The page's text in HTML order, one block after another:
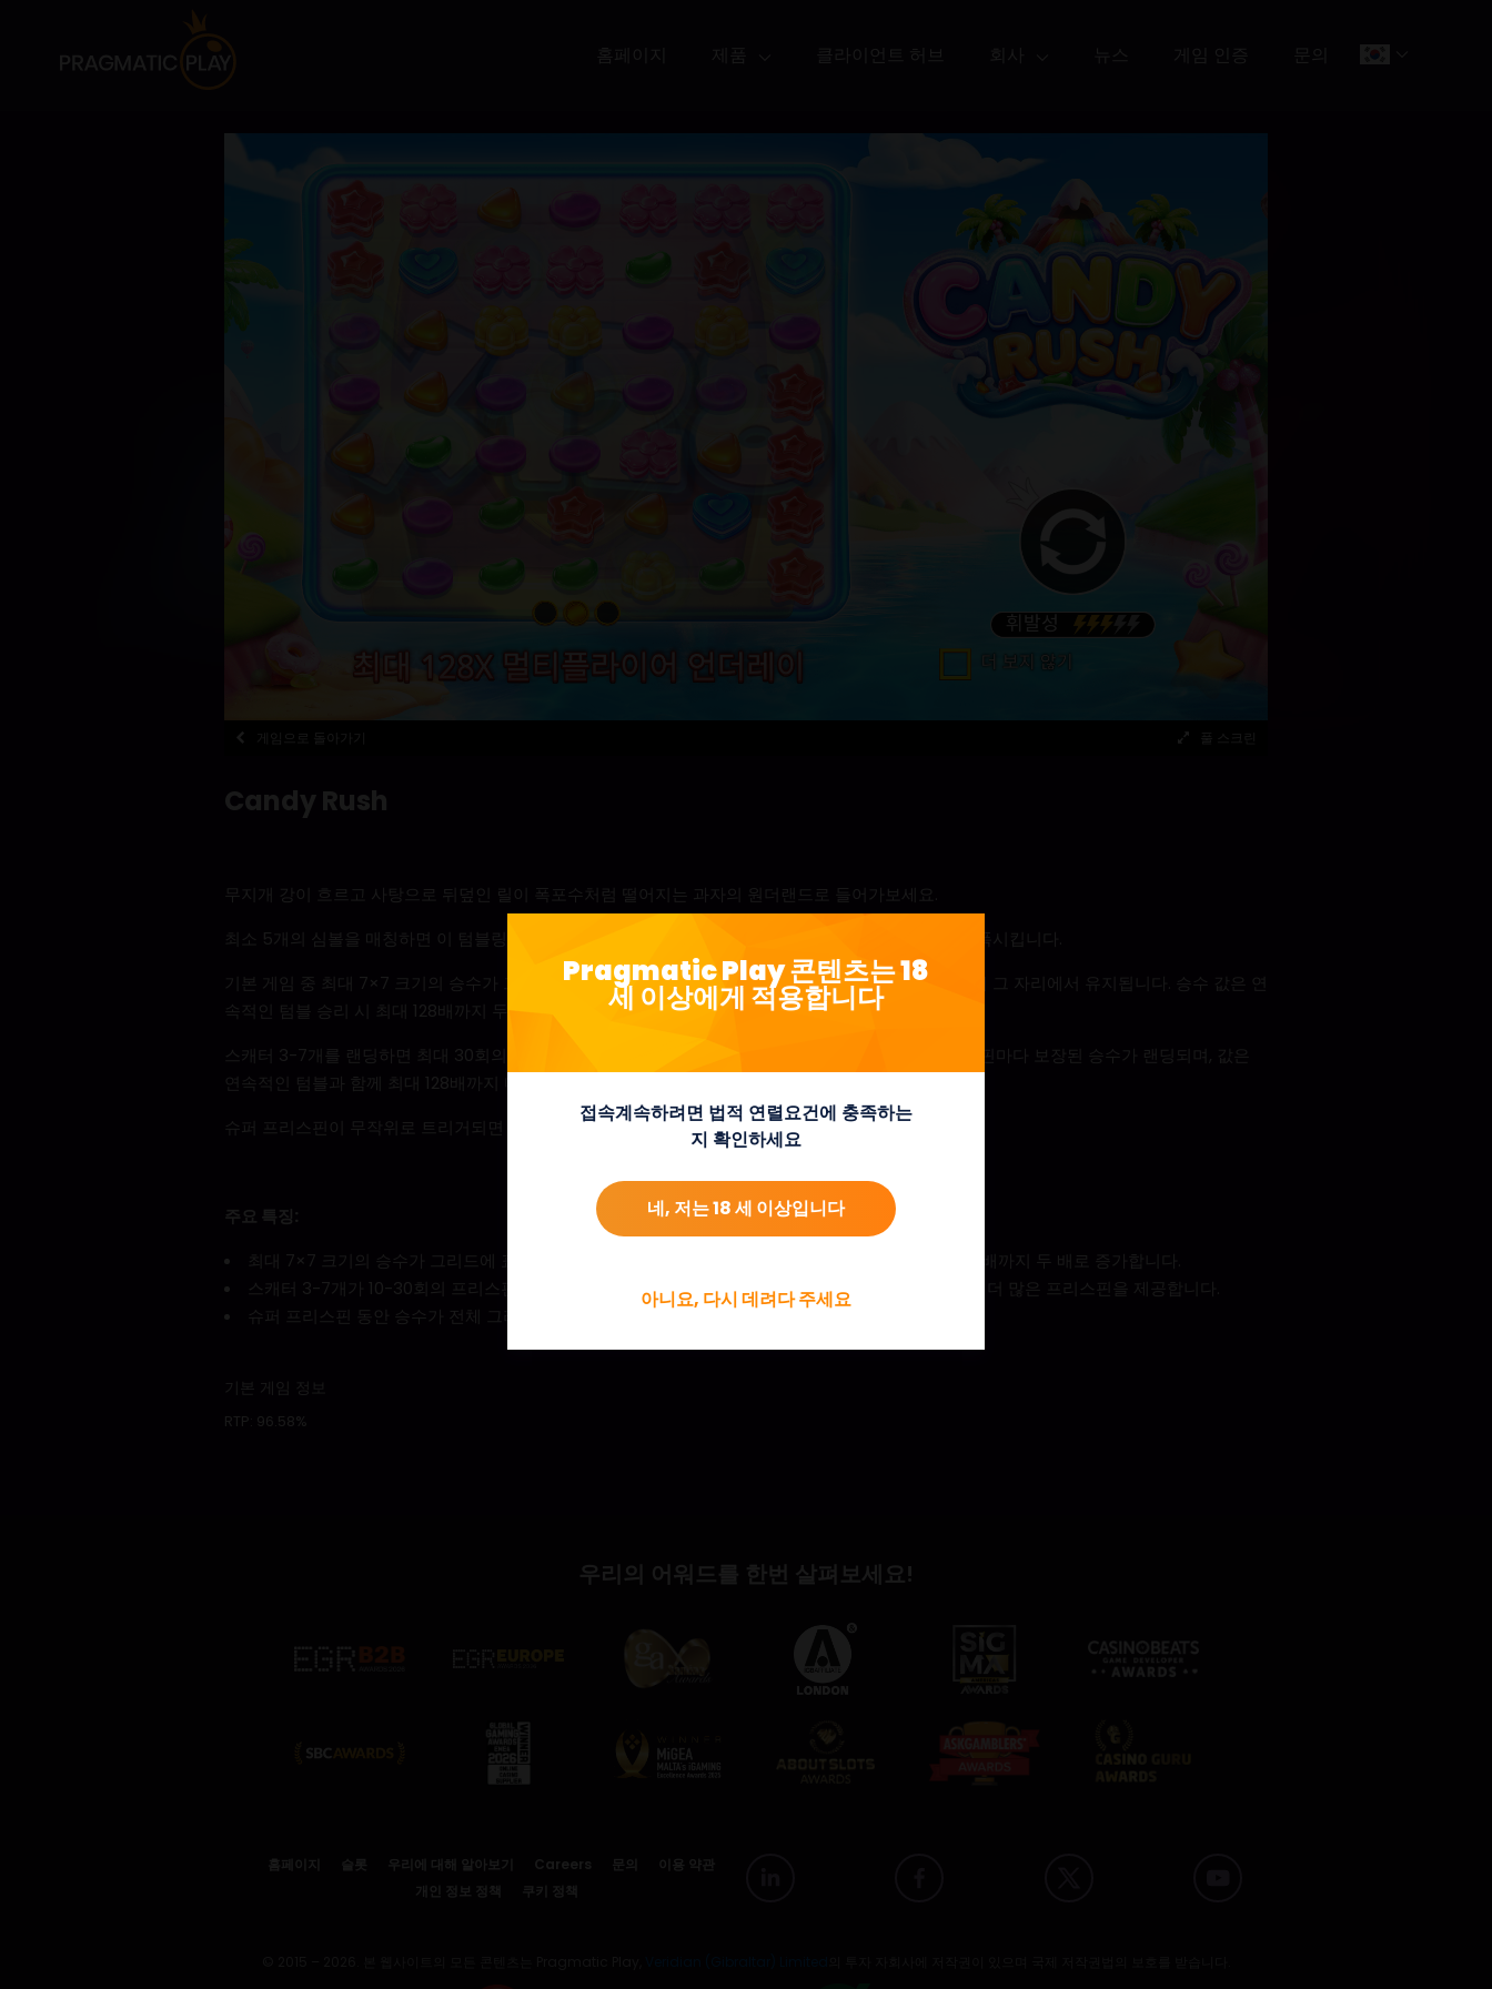
Candy Rush
무지개 강이 흐르고 사탕으로 뒤덮인 릴이 폭포수처럼 떨어지는 과자의 원더랜드로 들어가보세요.
최소 5개의 심볼을 매칭하면 이 텀블링 릴 슬롯에서 즉시 현금 상금을 받을 수 있으며, 승수가 승리를 증폭시킵니다.
기본 게임 중 최대 7×7 크기의 승수가 그리드의 위치를 표시할 수 있으며, 2배의 승수를 가지고 텀블 내내 그 자리에서 유지됩니다. 승수 값은 연
속적인 텀블 승리 시 최대 128배까지 두 배로 증가합니다.
스캐터 3-7개를 랜딩하면 최대 30회의 프리스핀으로 보너스 게임이 트리거됩니다. 기능 전체에서 매 스핀마다 보장된 승수가 랜딩되며, 값은
연속적인 텀블과 함께 최대 128배까지 다시 두 배로 증가합니다.
슈퍼 프리스핀이 무작위로 트리거되면 보장된 승수가 전체 그리드에 걸쳐 적용됩니다.
주요 특징:
최대 7×7 크기의 승수가 그리드에 표시될 수 있으며, 2배에서 시작해 연속적인 텀블 승리 시 최대 128배까지 두 배로 증가합니다.
스캐터 3-7개가 10-30회의 프리스핀으로 보너스 게임을 트리거, 승수가 보장되고 스캐터 3개 이상이 더 많은 프리스핀을 제공합니다.
슈퍼 프리스핀 동안 승수가 전체 그리드에 걸쳐 적용됩니다.
기본 게임 정보
RTP: 96.58%
우리의 어워드를 한번 살펴보세요!
홈페이지 슬롯 우리에 대해 알아보기 Careers 문의
이용 약관
개인 정보 정책
쿠키 정책
Pragmatic Play 콘텐츠는 18
세 이상에게 적용합니다
접속계속하려면 법적 연렬요건에 충족하는
지 확인하세요
네, 저는 18 세 이상입니다
아니요, 다시 데려다 주세요